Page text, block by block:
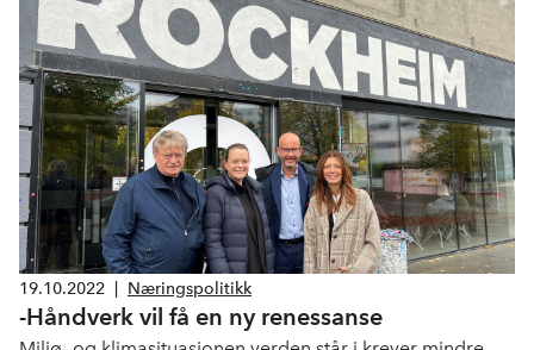
i Oslo, Sentrum Vekter i Haugesund og Abra Beslag
(låsesmed) i Trondheim. I tillegg er VDA Skog
(trafikkdirigering) på vei inn.
19.10.2022 Næringspolitikk
-Håndverk vil få en ny renessanse